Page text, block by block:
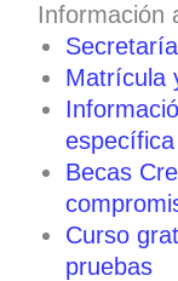
c
a
r
Información
Secretaría
Matrícula
específica
Becas
Curso
pruebas